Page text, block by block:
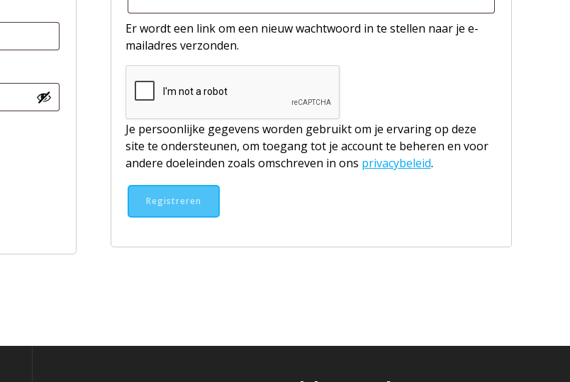
Er wordt een link om een nieuw wachtwoord in te stellen naar je e-
mailadres verzonden.
Je persoonlijke gegevens worden gebruikt om je ervaring op deze
site te ondersteunen, om toegang tot je account te beheren en voor
andere doeleinden zoals omschreven in ons privacybeleid.
Registreren